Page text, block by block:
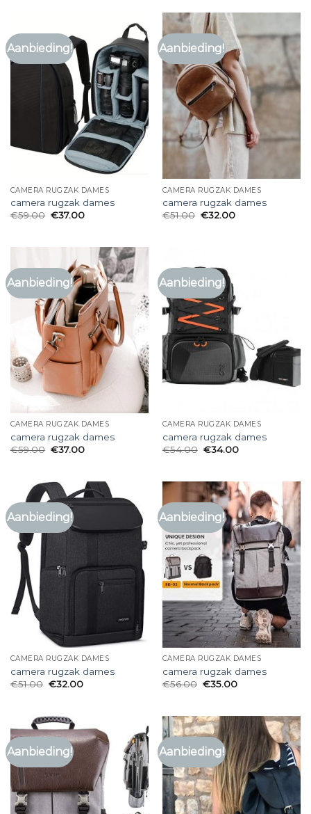
Aanbieding!
CAMERA RUGZAK DAMES
camera rugzak dames
€59.00 €37.00
Aanbieding!
CAMERA RUGZAK DAMES
camera rugzak dames
€51.00 €32.00
Aanbieding!
CAMERA RUGZAK DAMES
camera rugzak dames
€59.00 €37.00
Aanbieding!
CAMERA RUGZAK DAMES
camera rugzak dames
€54.00 €34.00
Aanbieding!
CAMERA RUGZAK DAMES
camera rugzak dames
€51.00 €32.00
Aanbieding!
CAMERA RUGZAK DAMES
camera rugzak dames
€56.00 €35.00
Aanbieding! Aanbieding!